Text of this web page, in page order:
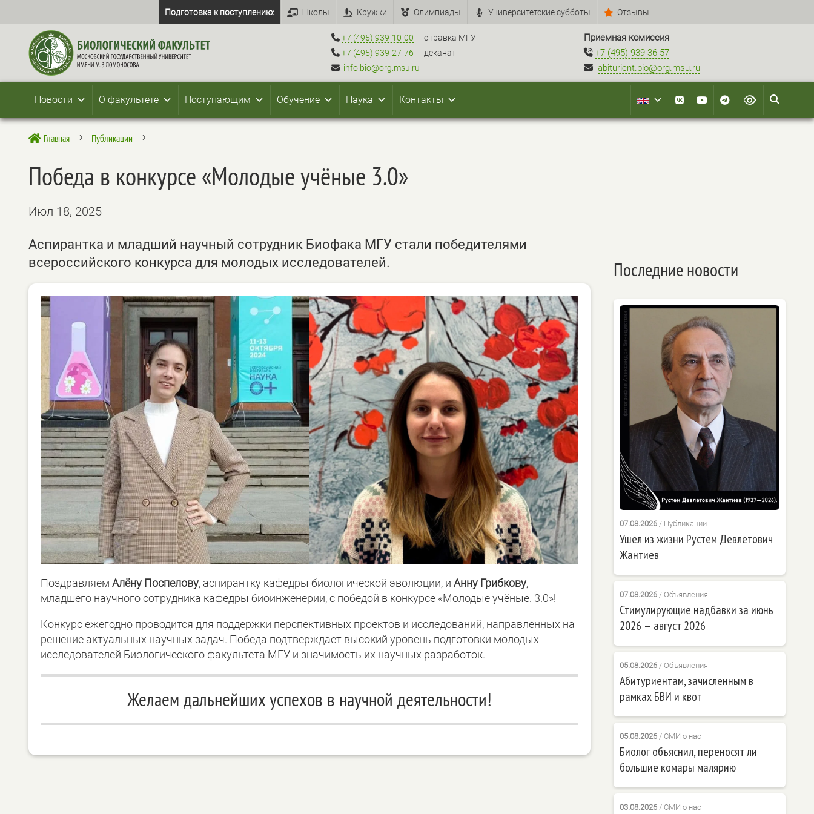
Подготовка к поступлению: Школы Кружки Олимпиады Университетские субботы Отзывы
+7 (495) 939-10-00 — справка МГУ
+7 (495) 939-27-76 — деканат
info.bio@org.msu.ru
Приемная комиссия
+7 (495) 939-36-57
abiturient.bio@org.msu.ru
Новости О факультете Поступающим Обучение Наука Контакты
 Главная 5 Публикации 5
Победа в конкурсе «Молодые учёные 3.0»
Июл 18, 2025
Аспирантка и младший научный сотрудник Биофака МГУ стали победителями
всероссийского конкурса для молодых исследователей.
Поздравляем Алёну Поспелову, аспирантку кафедры биологической эволюции, и Анну Грибкову,
младшего научного сотрудника кафедры биоинженерии, с победой в конкурсе «Молодые учёные. 3.0»!
Конкурс ежегодно проводится для поддержки перспективных проектов и исследований, направленных на
решение актуальных научных задач. Победа подтверждает высокий уровень подготовки молодых
исследователей Биологического факультета МГУ и значимость их научных разработок.
Желаем дальнейших успехов в научной деятельности!
Последние новости
07.08.2026/ Публикации
Ушел из жизни Рустем Девлетович
Жантиев
07.08.2026/ Объявления
Стимулирующие надбавки за июнь
2026 — август 2026
05.08.2026/ Объявления
Абитуриентам, зачисленным в
рамках БВИ и квот
05.08.2026/ СМИ о нас
Биолог объяснил, переносят ли
большие комары малярию
03.08.2026/ СМИ о нас